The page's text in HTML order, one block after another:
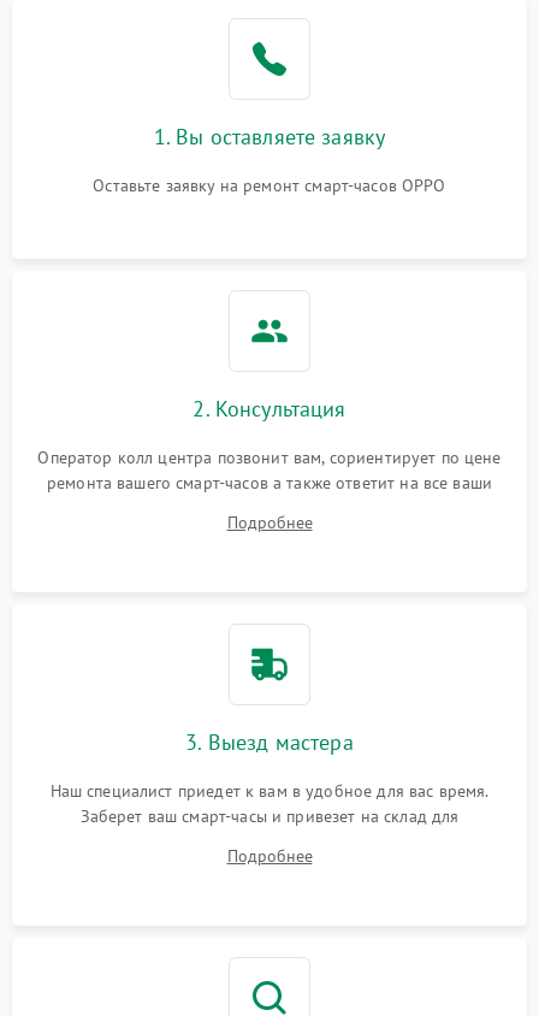
1. Вы оставляете заявку
Оставьте заявку на ремонт смарт-часов OPPO
2. Консультация
Оператор колл центра позвонит вам, сориентирует по цене
ремонта вашего смарт-часов а также ответит на все ваши
Подробнее
3. Выезд мастера
Наш специалист приедет к вам в удобное для вас время.
Заберет ваш смарт-часы и привезет на склад для
Подробнее